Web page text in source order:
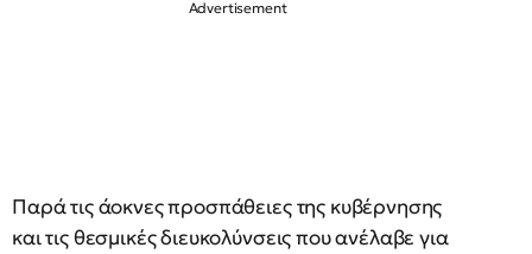
Παρά τις άοκνες προσπάθειες της κυβέρνησης
και τις θεσμικές διευκολύνσεις που ανέλαβε για